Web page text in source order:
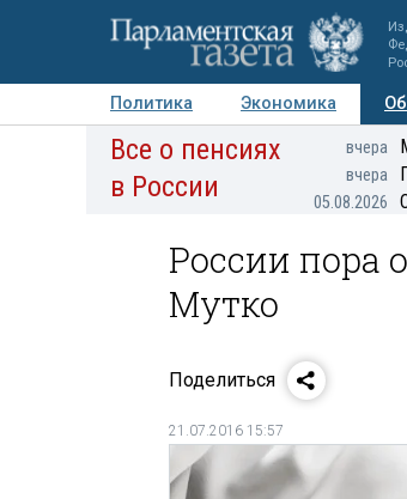
Политика Экономика
Авторы Персоны
Все о пенсиях
в России
вчера
вчера
05.08.2026
России пора
Мутко
Поделиться
21.07.2016 15:57